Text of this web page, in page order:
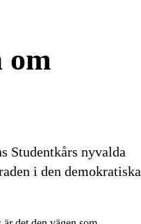
om
Studentkårs nyvalda
i den demokratiska